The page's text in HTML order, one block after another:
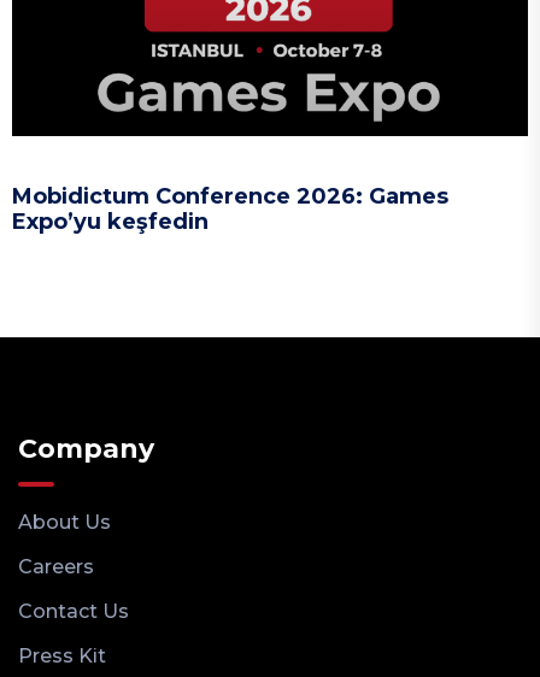
Mobidictum Conference 2026: Games
Expo’yu keşfedin
Company
About Us
Careers
Contact Us
Press Kit